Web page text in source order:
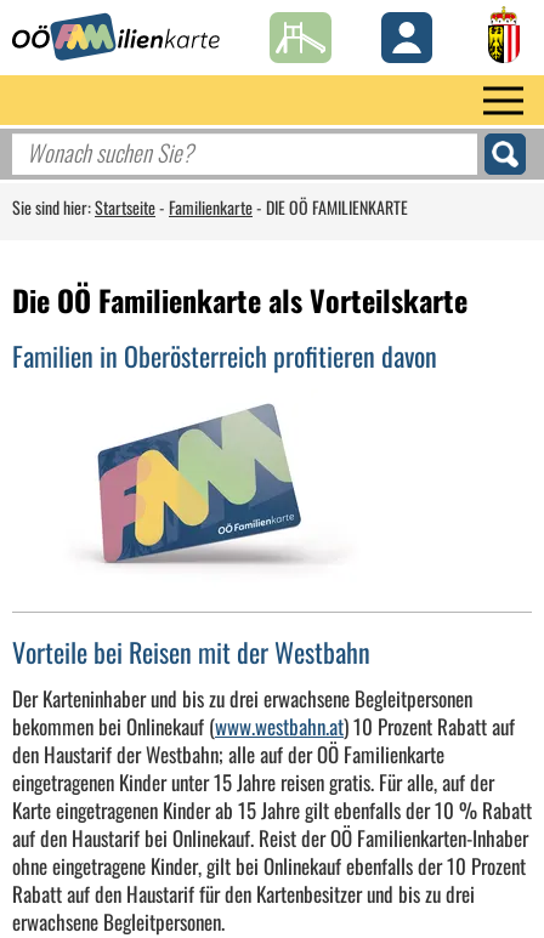
Sie sind hier:Startseite-Familienkarte-DIE OÖ FAMILIENKARTE
Die OÖ Familienkarte als Vorteilskarte
Familien in Oberösterreich profitieren davon
Vorteile bei Reisen mit der Westbahn
Der Karteninhaber und bis zu drei erwachsene Begleitpersonen
bekommen bei Onlinekauf (www.westbahn.at) 10 Prozent Rabatt auf
den Haustarif der Westbahn; alle auf der OÖ Familienkarte
eingetragenen Kinder unter 15 Jahre reisen gratis. Für alle, auf der
Karte eingetragenen Kinder ab 15 Jahre gilt ebenfalls der 10 % Rabatt
auf den Haustarif bei Onlinekauf. Reist der OÖ Familienkarten-Inhaber
ohne eingetragene Kinder, gilt bei Onlinekauf ebenfalls der 10 Prozent
Rabatt auf den Haustarif für den Kartenbesitzer und bis zu drei
erwachsene Begleitpersonen.